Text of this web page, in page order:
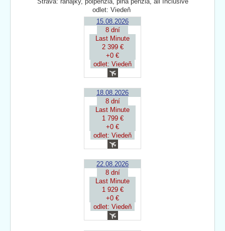
odlet: Viedeň
15.08.2026
8 dní
Last Minute
2 399 €
+0 €
odlet: Viedeň
18.08.2026
8 dní
Last Minute
1 799 €
+0 €
odlet: Viedeň
22.08.2026
8 dní
Last Minute
1 929 €
+0 €
odlet: Viedeň